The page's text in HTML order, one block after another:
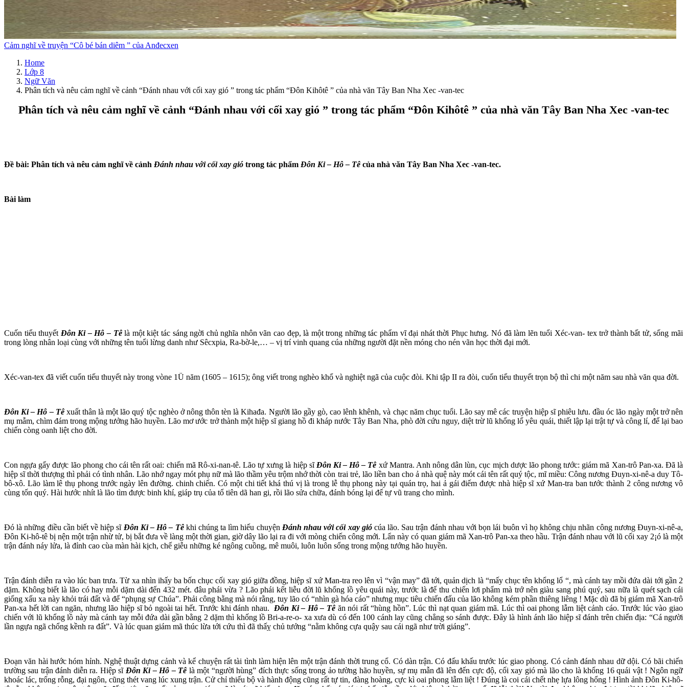
Cảm nghĩ về truyện “Cô bé bán diêm ” của Anđecxen
Home
Lớp 8
Ngữ Văn
Phân tích và nêu cảm nghĩ về cảnh “Đánh nhau với cối xay gió ” trong tác phẩm “Đôn Kihôtê ” của nhà văn Tây Ban Nha Xec -van-tec
Phân tích và nêu cảm nghĩ về cảnh “Đánh nhau với cối xay gió ” trong tác phẩm “Đôn Kihôtê ” của nhà văn Tây Ban Nha Xec -van-tec
Đề bài: Phân tích và nêu cảm nghĩ về cảnh Đánh nhau với cối xay gió trong tác phẩm Đôn Ki – Hô – Tê của nhà văn Tây Ban Nha Xec -van-tec.
Bài làm
Cuốn tiểu thuyết Đôn Ki – Hô – Têlà một kiệt tác sáng ngời chủ nghĩa nhôn vãn cao đẹp, là một trong những tác phẩm vĩ đại nhát thời Phục hưng. Nó đã làm lẽn tuổi Xéc-van- tex trở thành bất tử, sống mãi
trong lòng nhân loại cùng với những tên tuổi lừng danh như Sêcxpia, Ra-bờ-le,… – vị trí vinh quang cúa những người đặt nền móng cho nén vãn học thời đại mới.
Xéc-van-tex đã viết cuốn tiếu thuyết này trong vòne 1Ü năm (1605 – 1615); ông viết trong nghèo khổ và nghiệt ngã của cuộc đòi. Khi tập II ra đòi, cuốn tiểu thuyết trọn bộ thì chi một năm sau nhà văn qua đời.
Đôn Ki – Hô – Têxuất thân là một lão quý tộc nghèo ở nông thôn tèn là Kihađa. Người lão gầy gò, cao lênh khênh, và chạc năm chục tuổi. Lão say mê các truyện hiệp sĩ phiêu lưu. đầu óc lão ngày một trở nên
mụ mẫm, chìm đám trong mộng tưởng hão huyền. Lão mơ ước trở thành một hiệp sĩ giang hồ đi kháp nước Tây Ban Nha, phò đời cứu nguy, diệt trừ lũ khổng lổ yêu quái, thiết lập lại trật tự và công lí, để lại bao
chiến còng oanh liệt cho đời.
Con ngựa gẩy được lão phong cho cái tên rất oai: chiến mã Rô-xi-nan-tê. Lão tự xưng là hiệp sĩĐôn Ki – Hô – Tê xứ Mantra. Anh nông dân lùn, cục mịch dược lão phong tước: giám mã Xan-trô Pan-xa. Đã là
hiệp sĩ thời thượng thì phải có tình nhân. Lão nhớ ngay mót phụ nữ mà lão thầm yêu trộm nhớ thời còn trai trẻ, lão liền ban cho ả nhà quệ này mót cái tên rất quý tộc, mĩ miều: Công nương Đuyn-xi-nê-a duy Tô-
bô-xô. Lão làm lê thụ phong trước ngày lên đường. chinh chiến. Có một chi tiết khá thú vị là trong lễ thụ phong này tại quán trọ, hai ả gái điếm được nhà hiệp sĩ xứ Man-tra ban tước thành 2 công nương vô
cùng tốn quý. Hài hước nhít là lão tìm được binh khí, giáp trụ của tổ tiên dã han gi, rồi lão sửa chữa, đánh bóng lại đế tự vũ trang cho mình.
Đó là những điều cần biết về hiệp sĩ Đôn Ki – Hô – Têkhi chúng ta lìm hiếu chuyện Đánh nhau với cối xay giócúa lão. Sau trận đánh nhau với bọn lái buôn vì họ không chịu nhãn công nương Đuyn-xi-nê-a,
Đôn Ki-hô-tê bị nện một trận nhừ tử, bị bắt đưa về làng một thời gian, giờ dây lão lại ra đi với mòng chiến công mới. Lẩn này có quan giám mã Xan-trô Pan-xa theo hầu. Trận đánh nhau với lũ cối xay 2¡ó là một
trận đánh náy lửa, là đỉnh cao cùa màn hài kịch, chế giễu những ké ngông cuồng, mê muôi, luôn luôn sổng trong mộng tướng hão huyền.
Trận đánh diễn ra vào lúc ban trưa. Từ xa nhìn ihấy ba bốn chục cối xay gió giữa đồng, hiệp sĩ xứ Man-tra reo lên vì “vận may” đã tới, quản dịch là “mấy chục tên khổng lổ “, mà cánh tay mồi đứa dài tới gần 2
dặm. Không biết là lão có hay mỗi dặm dài đến 432 mét. đâu phái vừa ? Lão phái kết liễu đời lũ khổng lồ yêu quái này, trước là đế thu chiến lơi phẩm mà trớ nên giàu sang phú quý, sau nữa là quét sạch cái
giống xấu xa này khỏi trái đất và để “phụng sự Chúa”. Phải công bằng mà nói rằng, tuy lão có “nhìn gà hóa cáo” nhưng mục tiêu chiến đấu của lão không kém phần thiêng liêng ! Mặc dù đã bị giám mã Xan-trô
Pan-xa hết lời can ngăn, nhưng lão hiệp sĩ bỏ ngoài tai hết. Trước khi đánh nhau.Đôn Ki – Hô – Tê ăn nói rất “hùng hồn”. Lúc thì nạt quan giám mã. Lúc thì oai phong lẫm liệt cảnh cáo. Trước lúc vào giao
chiến với lũ khổng lồ này mà cánh tay mỗi đứa dài gần bằng 2 dặm thì khống lồ Bri-a-re-o- xa xưa dù có đến 100 cánh lay cũng chẳng so sánh được. Đây là hình ánh lão hiệp sĩ đánh trên chiến địa: “Cá người
lần ngựa ngã chổng kềnh ra đất”. Và lúc quan giám mã thúc lừa tới cứu thì đã thấỵ chủ tướng “nằm không cựa quậy sau cái ngã như trời giáng”.
Đoạn văn hài hước hóm hỉnh. Nghệ thuật dựng cảnh và kể chuyện rất tài tình làm hiện lên một trận đánh thời trung cổ. Có dàn trận. Có đấu khấu trước lúc giao phong. Có cảnh đánh nhau dữ dội. Có bãi chiến
trường sau trận đánh diễn ra. Hiệp sĩ Đôn Ki – Hô – Tê là một “người hùng” đích thực sống trong ảo tường hão huyền, sự mụ mẫn đã lên đến cực độ, cối xay gió mà lão cho là khổng 16 quái vật ! Ngôn ngữ
khoác lác, trống rỗng, đại ngôn, cũng thét vang lúc xung trận. Cử chỉ thiếu bộ và hành động cũng rất tự tin, đàng hoàng, cực kì oai phong lẫm liệt ! Đúng là coi cái chết nhẹ lựa lông hổng ! Hình ảnh Đôn Ki-hô-